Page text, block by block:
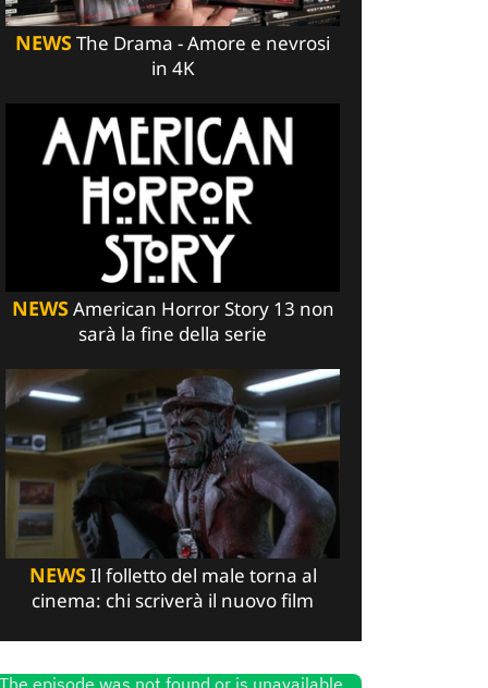
NEWSThe Drama - Amore e nevrosi
in 4K
NEWSAmerican Horror Story 13 non
sarà la fine della serie
NEWSIl folletto del male torna al
cinema: chi scriverà il nuovo film